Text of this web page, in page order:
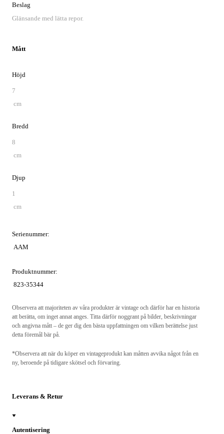
Beslag
Glänsande med lätta repor.
Mått
Höjd
7
cm
Bredd
8
cm
Djup
1
cm
Serienummer:
AAM
Produktnummer:
823-35344
Observera att majoriteten av våra produkter är vintage och därför har en historia
att berätta, om inget annat anges. Titta därför noggrant på bilder, beskrivningar
och angivna mått – de ger dig den bästa uppfattningen om vilken berättelse just
detta föremål bär på.
*Observera att när du köper en vintageprodukt kan måtten avvika något från en
ny, beroende på tidigare skötsel och förvaring.
Leverans & Retur
Autentisering